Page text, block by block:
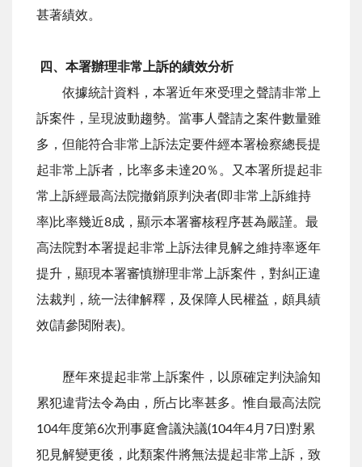
甚著績效。
四、本署辦理非常上訴的績效分析
依據統計資料，本署近年來受理之聲請非常上
訴案件，呈現波動趨勢。當事人聲請之案件數量雖
多，但能符合非常上訴法定要件經本署檢察總長提
起非常上訴者，比率多未達20％。又本署所提起非
常上訴經最高法院撤銷原判決者(即非常上訴維持
率)比率幾近8成，顯示本署審核程序甚為嚴謹。最
高法院對本署提起非常上訴法律見解之維持率逐年
提升，顯現本署審慎辦理非常上訴案件，對糾正違
法裁判，統一法律解釋，及保障人民權益，頗具績
效(請參閱附表)。
歷年來提起非常上訴案件，以原確定判決諭知
累犯違背法令為由，所占比率甚多。惟自最高法院
104年度第6次刑事庭會議決議(104年4月7日)對累
犯見解變更後，此類案件將無法提起非常上訴，致